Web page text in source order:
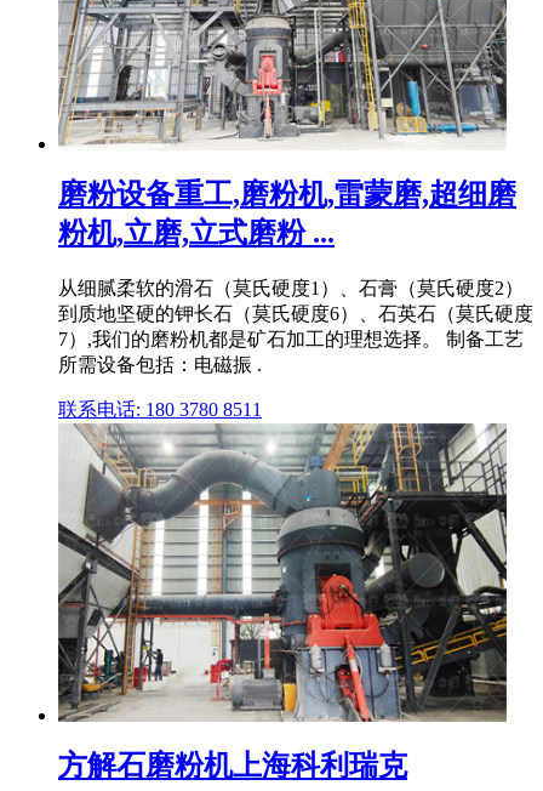
磨粉设备重工,磨粉机,雷蒙磨,超细磨
粉机,立磨,立式磨粉 ...
从细腻柔软的滑石（莫氏硬度1）、石膏（莫氏硬度2）
到质地坚硬的钾长石（莫氏硬度6）、石英石（莫氏硬度
7）,我们的磨粉机都是矿石加工的理想选择。 制备工艺
所需设备包括：电磁振 .
联系电话: 180 3780 8511
方解石磨粉机上海科利瑞克